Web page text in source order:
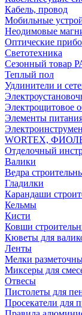
Кабель, провод
Мобильные
Неодимовые
Оптические
Светотехника
Сезонный
Теплый пол
Удлинители и
Электрощитовое
Элементы
WORTEX,
Отделочный
Валики
Ведра
Гладилки
Карандаши
Кельмы
Кисти
Ковши
Кюветы для
Ленты
Мелки
Миксеры для
Отвесы
Пистолеты для
Просекатели для